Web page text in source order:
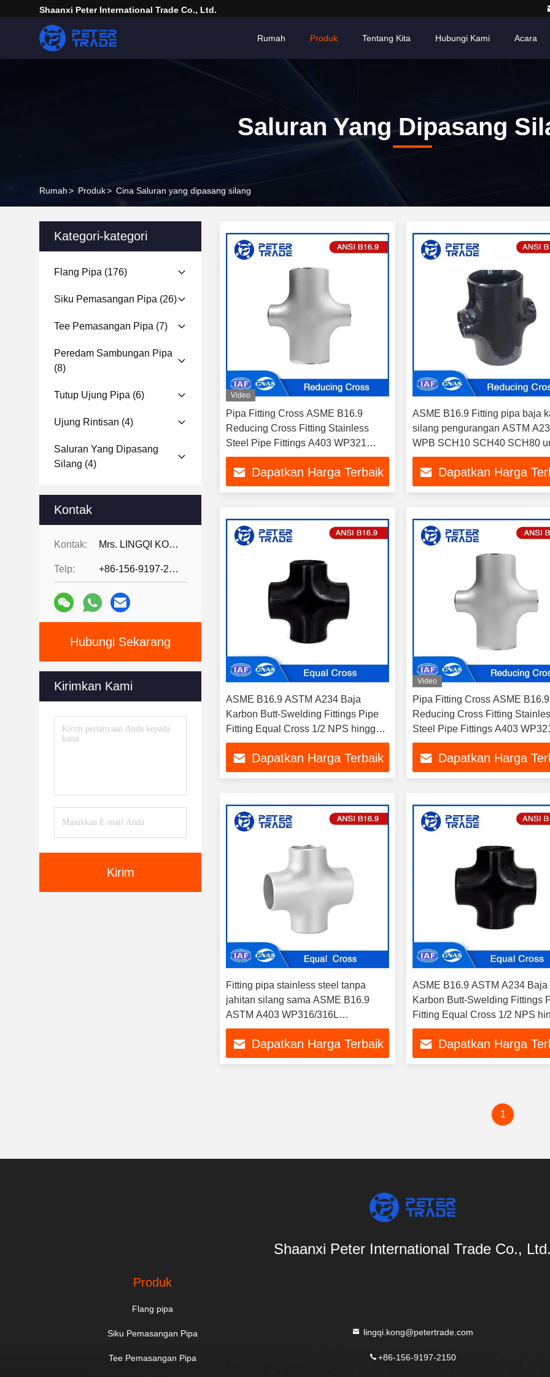
Shaanxi Peter International Trade Co., Ltd.
Rumah Produk Tentang Kita Hubungi Kami Acara
Saluran Yang Dipasang
Rumah> Produk> Cina Saluran yang dipasang silang
Kategori-kategori
Flang Pipa (176)
Siku Pemasangan Pipa (26)
Tee Pemasangan Pipa (7)
Peredam Sambungan Pipa
(8)
Tutup Ujung Pipa (6)
Ujung Rintisan (4)
Saluran Yang Dipasang
Silang (4)
Kontak
Kontak: Mrs. LINGQI KONG
Telp: +86-156-9197-2150
Hubungi Sekarang
Kirimkan Kami
Kirim
Video
Pipa Fitting Cross ASME B16.9
Reducing Cross Fitting Stainless
Steel Pipe Fittings A403 WP321
WP321H untuk pasokan air panas
Dapatkan Harga Terbaik
ASME B16.9 Fitting pipa baja
silang pengurangan ASTM
WPB SCH10 SCH40 SCH80
sistem pipa
Dapatkan Harga
ASME B16.9 ASTM A234 Baja
Karbon Butt-Swelding Fittings Pipe
Fitting Equal Cross 1/2 NPS hingga
48 NPS
Dapatkan Harga Terbaik
Video
Pipa Fitting Cross ASME B16.9
Reducing Cross Fitting
Steel Pipe Fittings A403
WP321H untuk pasokan air
Dapatkan Harga
Fitting pipa stainless steel tanpa
jahitan silang sama ASME B16.9
ASTM A403 WP316/316L
WP304/304L Untuk solusi pipa
Dapatkan Harga Terbaik
ASME B16.9 ASTM A234 Baja
Karbon Butt-Swelding Fittings
Fitting Equal Cross 1/2 NPS
48 NPS
Dapatkan Harga
1
Shaanxi Peter International Trade Co., Ltd.
Produk
Flang pipa
Siku Pemasangan Pipa
Tee Pemasangan Pipa
lingqi.kong@petertrade.com
+86-156-9197-2150